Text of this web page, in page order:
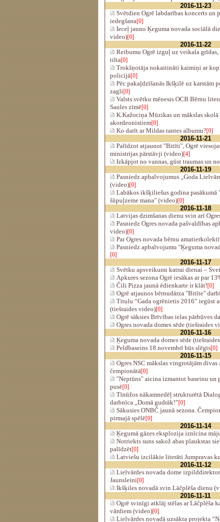
2016-11-23
Svētdien Ogrē labdarības koncerts un
iedegšana[0]
Ieceļ jauno Ķeguma novada sociālā
video)[0]
2016-11-22
Reibumu Ogrē izguļ uz veikala
tilta[0]
Trokšņotāja nokaitināti kaimiņi ar
policijā[0]
Pēc pakaļdzīšanās Ikšķilē uz karstām
zagli[0]
Valsts svētku mēnesis OCB Bērnu
Saules zīmē[0]
K.Kažociņa Mūzikas un mākslas
akordeonistiem[0]
Ko darīt ar Mildas tantes albumu?[0]
2016-11-21
Palīdzot atjaunot "Bitīti", Ogrē
ministrijas pārstāvji (video)[4]
Izkāpjot no vannas, gūst traumas un
2016-11-19
Pasniedz apbalvojumus „Goda
(video)[0]
Labākos ikšķiliešus godina pasākumā
šūpuļzeme mana" (video)[0]
2016-11-18
Latvijas dzimšanas dienu svin arī
Pasniedz Ogres novada pašvaldības
video)[0]
Par Ogres novada bērnu
Pasniedz apbalvojumu "Ķeguma
[0]
2016-11-17
Svētku apsveikumi katrai dienai –
Apkures sezona Ogrē iesākas ar par
Čili Pizza jaunā ēdienkarte ir klāt![0]
Ogrē atjaunos bērnudārza "Bitīte"
Titulu “Gada ogrēnietis 2016” iegūst
(tiešraides video)[0]
Ogrē sāksies Brīvības ielas pārbūves
Ogres novada domes sēde (tiešraides
2016-11-16
Ķeguma novada domes sēde
Peldbaseins 18.novembrī būs slēgts[0]
2016-11-15
Ogres NSC mākslas vingrotājām
čempionātā[0]
"Neptūns" aicina izmantot baseinu un
pusē[0]
Tīnūžos nākamnedēļ strukturētā
darbnīca „Domā gudrāk!”[0]
Sākusies ONBČ jaunā sezona.
pirmajā spēlē[0]
2016-11-14
Ķegumā gāzes eksplozija iznīcina
Notriekts suns sakož abas plaukstas
palīdzēt[0]
Latviešu izcilākie literāti Jumpravas
2016-11-12
Lielvārdes novada dome
Jaunsleini[0]
Ikšķiles novadā svin Lāčplēša dienu
2016-11-11
Ogrē svinīgi atklāj stēlas ar Lāčplēša
vārdiem (video)[0]
Lielvārdes novadā uzsākta projekta